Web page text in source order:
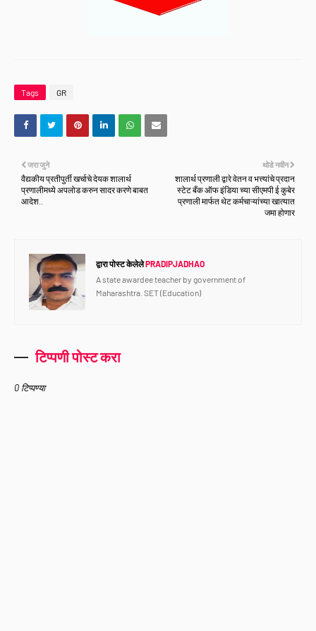
Tags GR
थोडे नवीन
शालार्थ प्रणाली द्वारे वेतन व भत्त्यांचे प्रदान
स्टेट बँक ऑफ इंडिया च्या सीएमपी ई कुबेर
प्रणाली मार्फत थेट कर्मचाऱ्यांच्या खात्यात
जमा होणार
जरा जुने
वैद्यकीय प्रतीपुर्ती खर्चाचे देयक शालार्थ
प्रणालीमध्ये अपलोड करुन सादर करणे बाबत
आदेश..
द्वारा पोस्ट केलेलेPRADIPJADHAO
A state awardee teacher by government of
Maharashtra. SET (Education)
टिप्पणी पोस्ट करा
0 टिप्पण्या